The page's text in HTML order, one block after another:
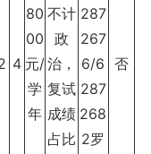
4
80
00
元/
学
年
不计
政
治，
复试
成绩
占比
287
267
6/6
287
268
2罗
否